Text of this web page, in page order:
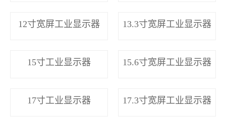
12寸宽屏工业显示器 13.3寸宽屏工业显示器
15寸工业显示器 15.6寸宽屏工业显示器
17寸工业显示器 17.3寸宽屏工业显示器